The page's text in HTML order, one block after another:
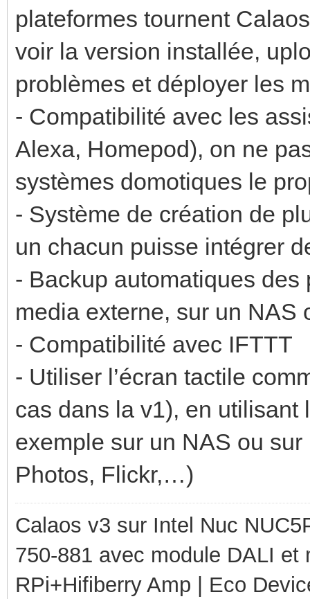
plateformes tournent
voir la version installée,
problèmes et déployer les
- Compatibilité avec les
Alexa, Homepod), on ne
systèmes domotiques le
- Système de création de
un chacun puisse intégrer
- Backup automatiques
media externe, sur un NAS
- Compatibilité avec IFTTT
- Utiliser l’écran tactile
cas dans la v1), en utilisant
exemple sur un NAS ou
Photos, Flickr,…)
Calaos v3 sur Intel Nuc
750-881 avec module DALI
RPi+Hifiberry Amp | Eco